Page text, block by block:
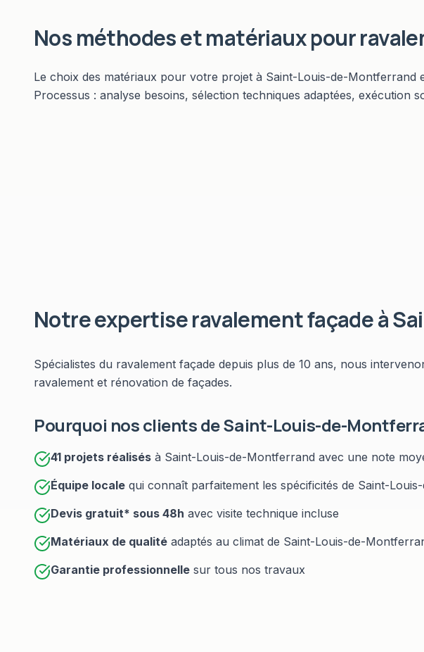
Nos méthodes et matériaux pour
Le choix des matériaux pour votre projet à Saint-Louis-de-
Processus : analyse besoins, sélection techniques adaptées, exécution
Notre expertiseravalement façadeà
Spécialistes du ravalement façade depuis plus de 10 ans, nous
ravalement et rénovation de façades.
Pourquoi nos clients deSaint-Louis-de-
41 projets réalisés à Saint-Louis-de-Montferrand avec une note
Équipe locale qui connaît parfaitement les spécificités de Saint-
Devis gratuit* sous 48h avec visite technique incluse
Matériaux de qualité adaptés au climat de Saint-Louis-de-
Garantie professionnelle sur tous nos travaux